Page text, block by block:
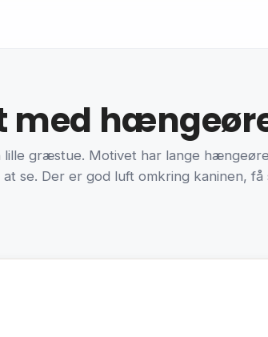
med
lille græstue. Motivet har lange
se. Der er god luft omkring kaninen,